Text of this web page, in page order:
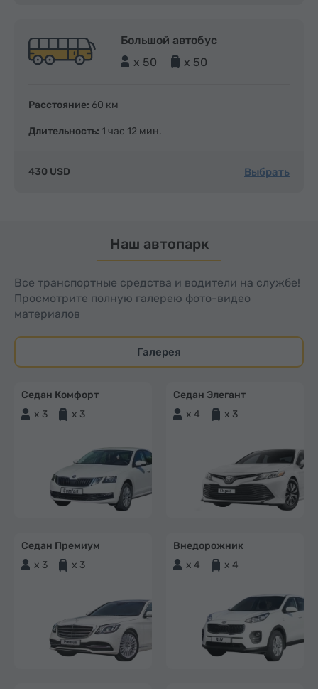
Большой автобус
x 50
x 50
Расстояние: 60 км
Длительность: 1 час 12 мин.
430 USD Выбрать
Наш автопарк
Все транспортные средства и водители на службе!
Просмотрите полную галерею фото-видео
материалов
Галерея
Седан Комфорт
x 3
x 3
Седан Элегант
x 4
x 3
Седан Премиум
x 3
x 3
Внедорожник
x 4
x 4